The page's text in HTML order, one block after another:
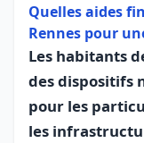
Quelles aides
Rennes pour
Les habitants
des dispositifs
pour les
les